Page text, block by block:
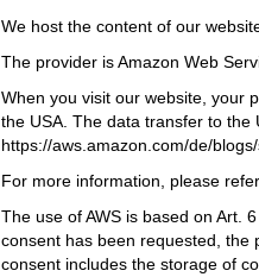
We host the content of our
The provider is Amazon Web
When you visit our website, your
the USA. The data transfer to the
https://aws.amazon.com/de/
For more information, please
The use of AWS is based on Art.
consent has been requested, the
consent includes the storage of